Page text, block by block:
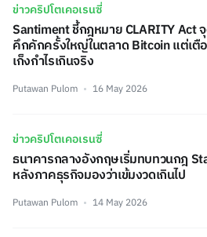
ข่าวคริปโตเคอเรนซี่
Santiment ชี้กฎหมาย CLARITY Act
คึกคักครั้งใหญ่ในตลาด Bitcoin แต่เตื
เก็งกำไรเกินจริง
Putawan Pulom 16 May 2026
ข่าวคริปโตเคอเรนซี่
ธนาคารกลางอังกฤษเริ่มทบทวนกฎ
หลังภาคธุรกิจมองว่าเข้มงวดเกินไป
Putawan Pulom 14 May 2026